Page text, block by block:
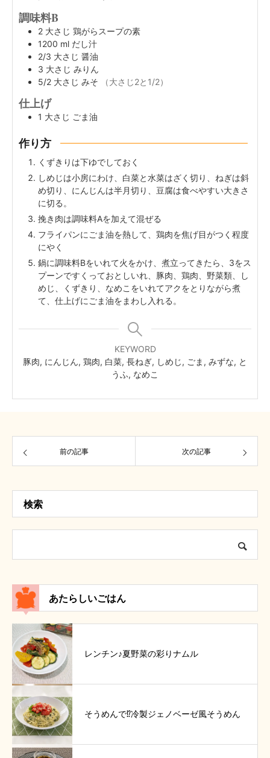
調味料B
2 大さじ 鶏がらスープの素
1200 ml だし汁
2/3 大さじ 醤油
3 大さじ みりん
5/2 大さじ みそ （大さじ2と1/2）
仕上げ
1 大さじ ごま油
作り方
くずきりは下ゆでしておく
しめじは小房にわけ、白菜と水菜はざく切り、ねぎは斜
め切り、にんじんは半月切り、豆腐は食べやすい大きさ
に切る。
挽き肉は調味料Aを加えて混ぜる
フライパンにごま油を熱して、鶏肉を焦げ目がつく程度
にやく
鍋に調味料Bをいれて火をかけ、煮立ってきたら、3をス
プーンですくっておとしいれ、豚肉、鶏肉、野菜類、し
めじ、くずきり、なめこをいれてアクをとりながら煮
て、仕上げにごま油をまわし入れる。
KEYWORD
豚肉, にんじん, 鶏肉, 白菜, 長ねぎ, しめじ, ごま, みずな, と
うふ, なめこ
前の記事 次の記事
検索
あたらしいごはん
レンチン♪夏野菜の彩りナムル
そうめんで⁉冷製ジェノベーゼ風そうめん